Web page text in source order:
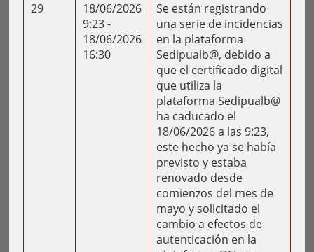
29
18/06/2026
9:23 -
18/06/2026
16:30
Se están registrando
una serie de incidencias
en la plataforma
Sedipualb@, debido a
que el certificado digital
que utiliza la
plataforma Sedipualb@
ha caducado el
18/06/2026 a las 9:23,
este hecho ya se había
previsto y estaba
renovado desde
comienzos del mes de
mayo y solicitado el
cambio a efectos de
autenticación en la